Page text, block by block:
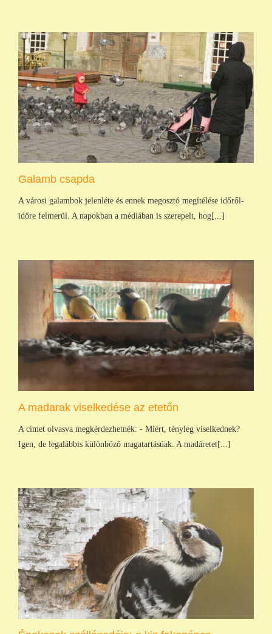
Galamb csapda
A városi galambok jelenléte és ennek megosztó megítélése időről-
időre felmerül. A napokban a médiában is szerepelt, hog[...]
A madarak viselkedése az etetőn
A címet olvasva megkérdezhetnék: - Miért, tényleg viselkednek?
Igen, de legalábbis különböző magatartásúak. A madáretet[...]